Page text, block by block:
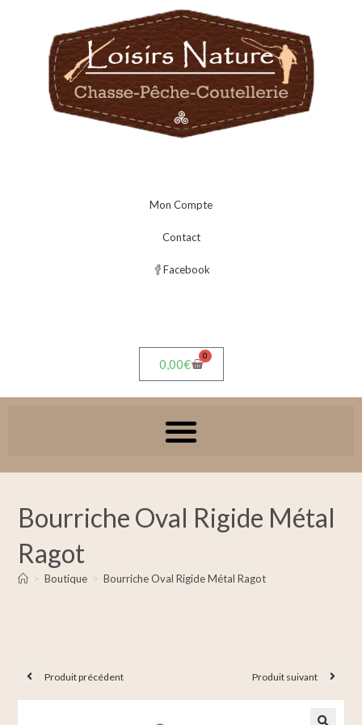
Mon Compte
Contact
Facebook
0,00€
0
Bourriche Oval Rigide Métal
Ragot
> Boutique > Bourriche Oval Rigide Métal Ragot
Produit précédent Produit suivant